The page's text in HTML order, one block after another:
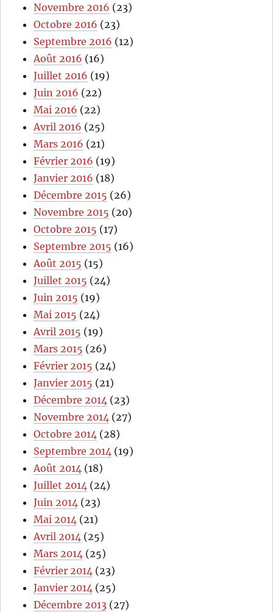
Novembre 2016 (23)
Octobre 2016 (23)
Septembre 2016 (12)
Août 2016 (16)
Juillet 2016 (19)
Juin 2016 (22)
Mai 2016 (22)
Avril 2016 (25)
Mars 2016 (21)
Février 2016 (19)
Janvier 2016 (18)
Décembre 2015 (26)
Novembre 2015 (20)
Octobre 2015 (17)
Septembre 2015 (16)
Août 2015 (15)
Juillet 2015 (24)
Juin 2015 (19)
Mai 2015 (24)
Avril 2015 (19)
Mars 2015 (26)
Février 2015 (24)
Janvier 2015 (21)
Décembre 2014 (23)
Novembre 2014 (27)
Octobre 2014 (28)
Septembre 2014 (19)
Août 2014 (18)
Juillet 2014 (24)
Juin 2014 (23)
Mai 2014 (21)
Avril 2014 (25)
Mars 2014 (25)
Février 2014 (23)
Janvier 2014 (25)
Décembre 2013 (27)